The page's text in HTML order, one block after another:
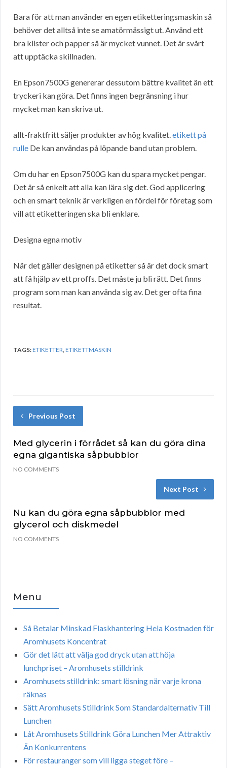
Bara för att man använder en egen etiketteringsmaskin så
behöver det alltså inte se amatörmässigt ut. Använd ett
bra klister och papper så är mycket vunnet. Det är svårt
att upptäcka skillnaden.
En Epson7500G genererar dessutom bättre kvalitet än ett
tryckeri kan göra. Det finns ingen begränsning i hur
mycket man kan skriva ut.
allt-fraktfritt säljer produkter av hög kvalitet.etikett på
rulle De kan användas på löpande band utan problem.
Om du har en Epson7500G kan du spara mycket pengar.
Det är så enkelt att alla kan lära sig det. God applicering
och en smart teknik är verkligen en fördel för företag som
vill att etiketteringen ska bli enklare.
Designa egna motiv
När det gäller designen på etiketter så är det dock smart
att få hjälp av ett proffs. Det måste ju bli rätt. Det finns
program som man kan använda sig av. Det ger ofta fina
resultat.
TAGS:ETIKETTER,ETIKETTMASKIN
Previous Post
Med glycerin i förrådet så kan du göra dina
egna gigantiska såpbubblor
NO COMMENTS
Next Post
Nu kan du göra egna såpbubblor med
glycerol och diskmedel
NO COMMENTS
Menu
Så Betalar Minskad Flaskhantering Hela Kostnaden för
Aromhusets Koncentrat
Gör det lätt att välja god dryck utan att höja
lunchpriset – Aromhusets stilldrink
Aromhusets stilldrink: smart lösning när varje krona
räknas
Sätt Aromhusets Stilldrink Som Standardalternativ Till
Lunchen
Låt Aromhusets Stilldrink Göra Lunchen Mer Attraktiv
Än Konkurrentens
För restauranger som vill ligga steget före –